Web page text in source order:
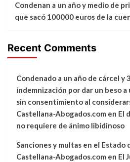
Condenan a un año y medio de
que sacó 100000 euros de la
Recent Comments
Condenado a un año de cárcel y
indemnización por dar un beso a
sin consentimiento al
Castellana-Abogados.com en El
no requiere de ánimo libidinoso
Sanciones y multas en el Estado
Castellana-Abogados.com en El